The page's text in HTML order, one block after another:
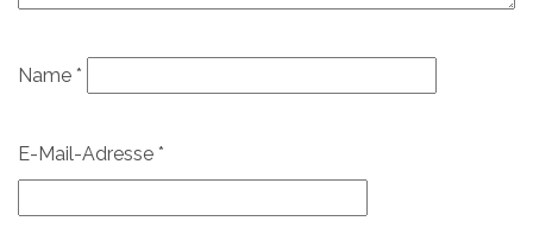
Name *
E-Mail-Adresse *